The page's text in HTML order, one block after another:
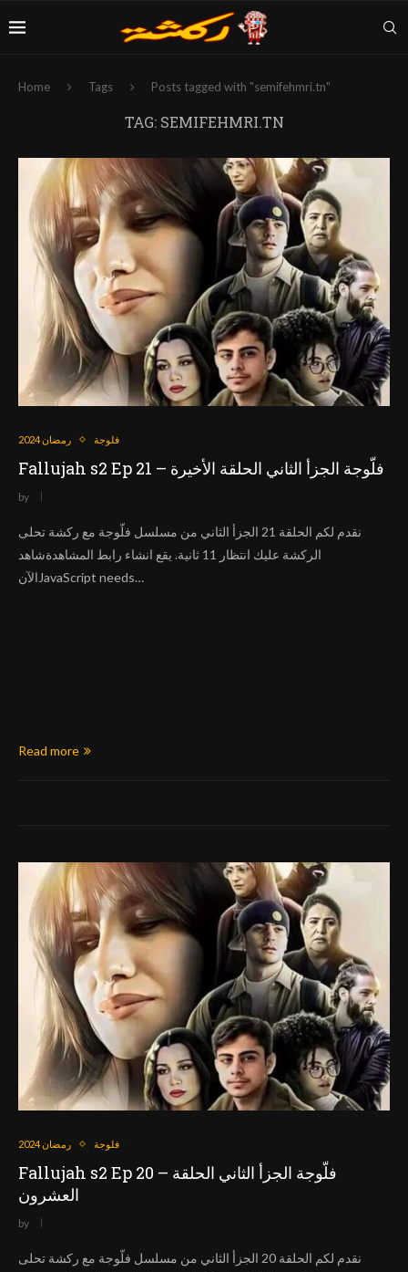
Home Tags Posts tagged with "semifehmri.tn"
TAG: SEMIFEHMRI.TN
رمضان 2024 فلوجة
Fallujah s2 Ep 21 – فلّوجة الجزأ الثاني الحلقة الأخيرة
by
نقدم لكم الحلقة 21 الجزأ الثاني من مسلسل فلّوجة مع ركشة تحلى
الركشة عليك انتظار 11 ثانية. يقع انشاء رابط المشاهدةشاهد
الآنJavaScript needs…
Read more
رمضان 2024 فلوجة
Fallujah s2 Ep 20 – فلّوجة الجزأ الثاني الحلقة
العشرون
by
نقدم لكم الحلقة 20 الجزأ الثاني من مسلسل فلّوجة مع ركشة تحلى